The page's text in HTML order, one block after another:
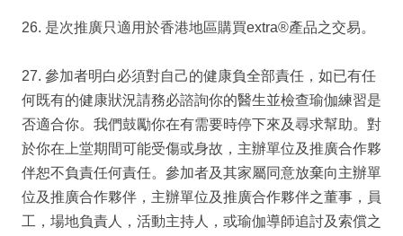
26. 是次推廣只適用於香港地區購買extra®產品之交易。
27. 參加者明白必須對自己的健康負全部責任，如已有任
何既有的健康狀況請務必諮詢你的醫生並檢查瑜伽練習是
否適合你。我們鼓勵你在有需要時停下來及尋求幫助。對
於你在上堂期間可能受傷或身故，主辦單位及推廣合作夥
伴恕不負責任何責任。參加者及其家屬同意放棄向主辦單
位及推廣合作夥伴，主辦單位及推廣合作夥伴之董事，員
工，場地負責人，活動主持人，或瑜伽導師追討及索償之